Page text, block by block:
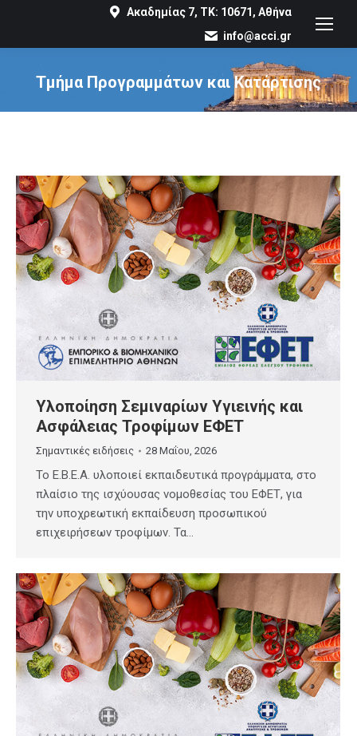
Ακαδημίας 7, ΤΚ: 10671, Αθήνα
info@acci.gr
Τμήμα Προγραμμάτων και Κατάρτισης
You are here:
Υλοποίηση Σεμιναρίων Υγιεινής και
Ασφάλειας Τροφίμων ΕΦΕΤ
Σημαντικές ειδήσεις 28 Μαΐου, 2026
Το Ε.Β.Ε.Α. υλοποιεί εκπαιδευτικά προγράμματα, στο
πλαίσιο της ισχύουσας νομοθεσίας του ΕΦΕΤ, για
την υποχρεωτική εκπαίδευση προσωπικού
επιχειρήσεων τροφίμων. Τα…